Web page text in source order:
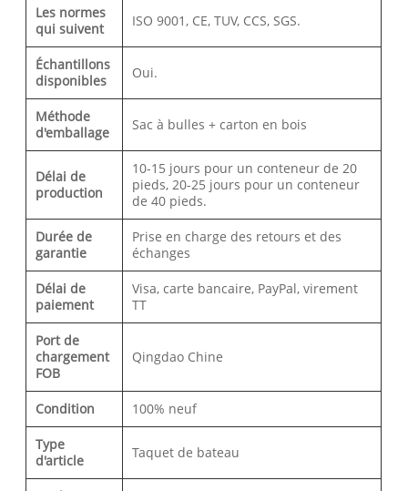
Les normes
qui suivent
ISO 9001, CE, TUV, CCS, SGS.
Échantillons
disponibles
Oui.
Méthode
d'emballage
Sac à bulles + carton en bois
Délai de
production
10-15 jours pour un conteneur de 20
pieds, 20-25 jours pour un conteneur
de 40 pieds.
Durée de
garantie
Prise en charge des retours et des
échanges
Délai de
paiement
Visa, carte bancaire, PayPal, virement
TT
Port de
chargement
FOB
Qingdao Chine
Condition 100% neuf
Type
d'article
Taquet de bateau